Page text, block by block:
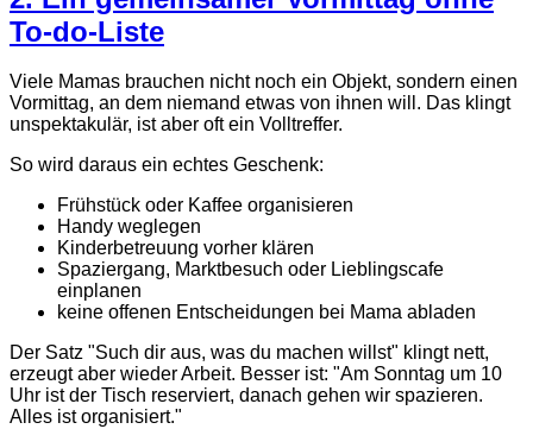
To-do-Liste
Viele Mamas brauchen nicht noch ein Objekt, sondern einen
Vormittag, an dem niemand etwas von ihnen will. Das klingt
unspektakulär, ist aber oft ein Volltreffer.
So wird daraus ein echtes Geschenk:
Frühstück oder Kaffee organisieren
Handy weglegen
Kinderbetreuung vorher klären
Spaziergang, Marktbesuch oder Lieblingscafe
einplanen
keine offenen Entscheidungen bei Mama abladen
Der Satz "Such dir aus, was du machen willst" klingt nett,
erzeugt aber wieder Arbeit. Besser ist: "Am Sonntag um 10
Uhr ist der Tisch reserviert, danach gehen wir spazieren.
Alles ist organisiert."